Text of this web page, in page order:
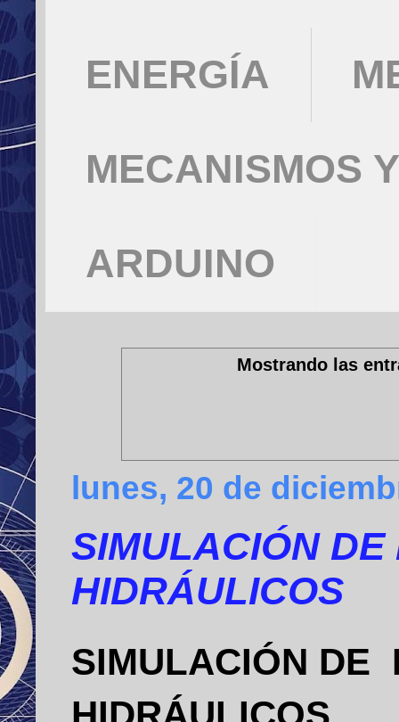
ENERGÍA
MECANISMOS
ARDUINO
Mostrando las
lunes, 20 de
SIMULACIÓN
HIDRÁULICOS
SIMULACIÓN